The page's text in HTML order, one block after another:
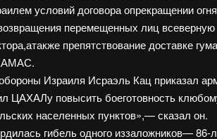
условий договора опрекращении
перемещенных лиц всеверную
препятствование доставке
Израиля Исраэль Кац приказал
ЦАХАЛу повысить боеготовность
населенных пунктов»,— сказал он.
гибель одного иззаложников—